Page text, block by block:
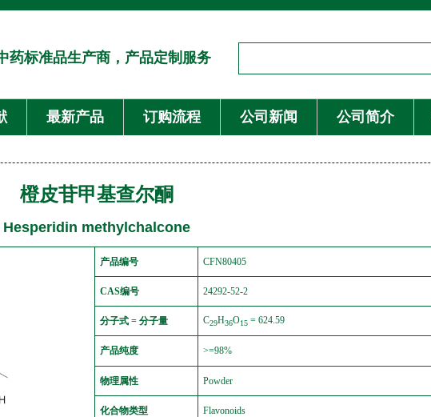
药标准品生产商，产品定制服务
最新产品 订购流程 公司新闻 公司简介
橙皮苷甲基查尔酮
Hesperidin methylchalcone
产品编号 CFN80405
CAS编号 24292-52-2
分子式 = 分子量 C29H36O15 = 624.59
产品纯度 >=98%
物理属性 Powder
化合物类型 Flavonoids